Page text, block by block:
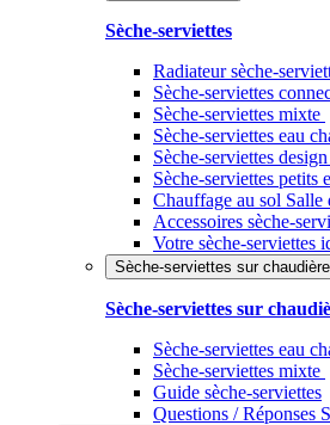
Sèche-serviettes
Radiateur sèche-
Sèche-serviettes
Sèche-serviettes mixte
Sèche-serviettes eau
Sèche-serviettes
Sèche-serviettes petits
Chauffage au sol Salle
Accessoires sèche-
Votre sèche-serviettes
Sèche-serviettes sur chaudière
Sèche-serviettes sur
Sèche-serviettes eau
Sèche-serviettes mixte
Guide sèche-serviettes
Questions / Réponses